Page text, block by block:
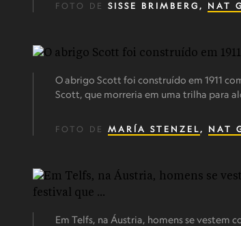
FOTO DE SISSE BRIMBERG, NAT
O abrigo Scott foi construído em 1911
Scott, que morreria em uma trilha para
FOTO DE MARÍA STENZEL, NAT
Em Telfs, na Áustria, homens se vestem